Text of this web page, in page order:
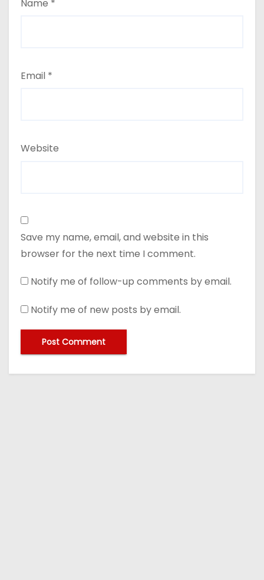
Name *
Email *
Website
Save my name, email, and website in this
browser for the next time I comment.
Notify me of follow-up comments by email.
Notify me of new posts by email.